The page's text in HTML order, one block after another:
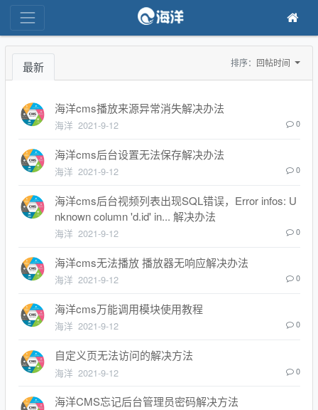
最新 排序： 回帖时间
海洋cms播放来源异常消失解决办法
海洋 2021-9-12 0
海洋cms后台设置无法保存解决办法
海洋 2021-9-12 0
海洋cms后台视频列表出现SQL错误，Error infos: U
nknown column 'd.id' in... 解决办法
海洋 2021-9-12 0
海洋cms无法播放 播放器无响应解决办法
海洋 2021-9-12 0
海洋cms万能调用模块使用教程
海洋 2021-9-12 0
自定义页无法访问的解决方法
海洋 2021-9-12 0
海洋CMS忘记后台管理员密码解决方法